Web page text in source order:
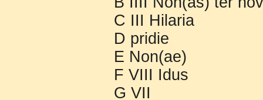
C III Hilaria
D pridie
E Non(ae)
F VIII Idus
G VII